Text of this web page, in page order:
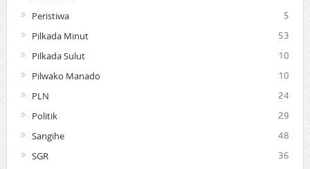
Peristiwa 5
Pilkada Minut 53
Pilkada Sulut 10
Pilwako Manado 10
PLN 24
Politik 29
Sangihe 48
SGR 36